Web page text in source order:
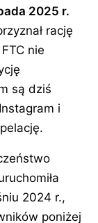
2025 r.
rację
nie
są dziś
i
2024 r.,
poniżej